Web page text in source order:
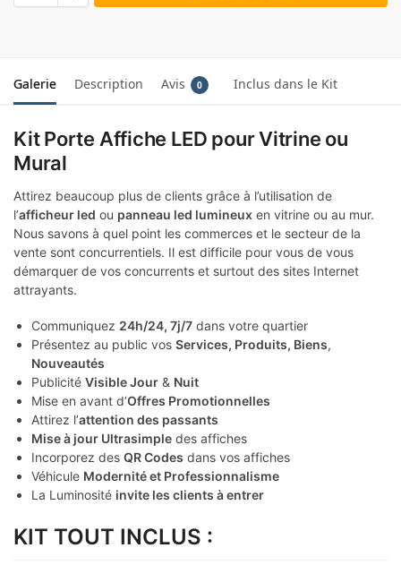
Galerie Description Avis 0 Inclus dans le Kit
Kit Porte Affiche LED pour Vitrine ou
Mural
Attirez beaucoup plus de clients grâce à l’utilisation de
l’afficheur led ou panneau led lumineux en vitrine ou au mur.
Nous savons à quel point les commerces et le secteur de la
vente sont concurrentiels. Il est difficile pour vous de vous
démarquer de vos concurrents et surtout des sites Internet
attrayants.
Communiquez 24h/24, 7j/7 dans votre quartier
Présentez au public vos Services, Produits, Biens,
Nouveautés
Publicité Visible Jour & Nuit
Mise en avant d’Offres Promotionnelles
Attirez l’attention des passants
Mise à jour Ultrasimple des affiches
Incorporez des QR Codes dans vos affiches
Véhicule Modernité et Professionnalisme
La Luminosité invite les clients à entrer
KIT TOUT INCLUS :